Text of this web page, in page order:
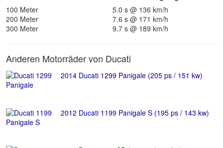
100 Meter
5.0 s @ 136 km/h
200 Meter
7.6 s @ 171 km/h
300 Meter
9.7 s @ 189 km/h
Anderen Motorräder von Ducati
2014 Ducati 1299 Panigale (205 ps / 151 kw)
2012 Ducati 1199 Panigale S (195 ps / 143 kw)